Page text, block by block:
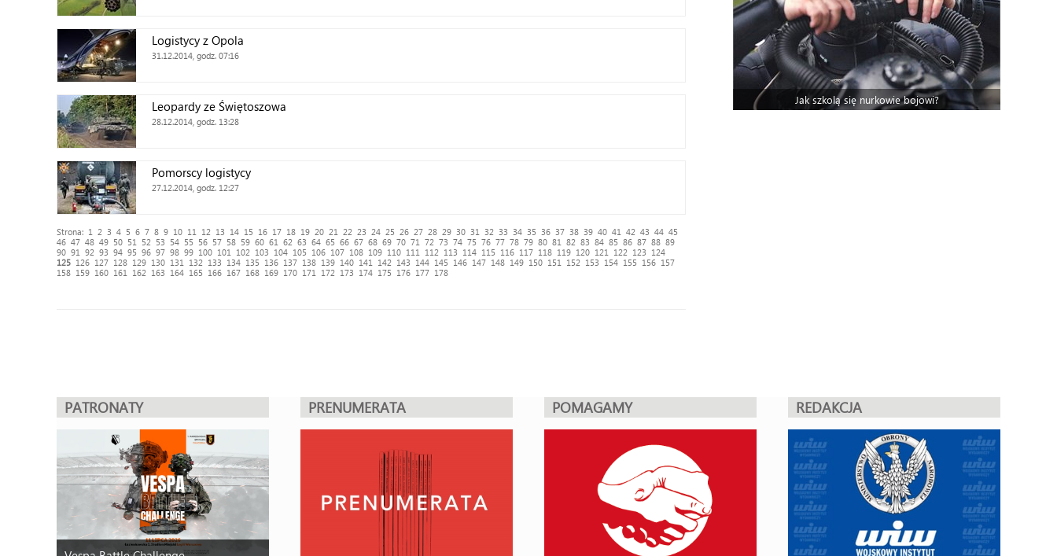
Logistycy z Opola
31.12.2014, godz. 07:16
Leopardy ze Świętoszowa
28.12.2014, godz. 13:28
Pomorscy logistycy
27.12.2014, godz. 12:27
Strona: 1 2 3 4 5 6 7 8 9 10 11 12 13 14 15 16 17 18 19 20 21 22 23 24 25 26 27 28 29 30 31 32 33 34 35 36 37 38 39 40 41 42 43 44 45
46 47 48 49 50 51 52 53 54 55 56 57 58 59 60 61 62 63 64 65 66 67 68 69 70 71 72 73 74 75 76 77 78 79 80 81 82 83 84 85 86 87 88 89
90 91 92 93 94 95 96 97 98 99 100 101 102 103 104 105 106 107 108 109 110 111 112 113 114 115 116 117 118 119 120 121 122 123
124
125 126 127 128 129 130 131 132 133 134 135 136 137 138 139 140 141 142 143 144 145 146 147 148 149 150 151 152 153 154 155 156 157
158 159 160 161 162 163 164 165 166 167 168 169 170 171 172 173 174 175 176 177 178
Jak szkolą się nurkowie bojowi?
PATRONATY PRENUMERATA POMAGAMY REDAKCJA